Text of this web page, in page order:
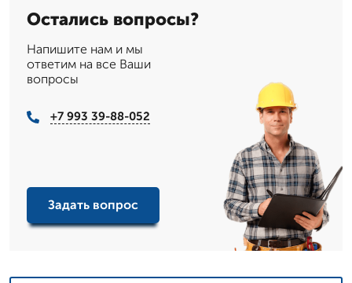
Остались вопросы?
Напишите нам и мы
ответим на все Ваши
вопросы
+7 993 39-88-052
Задать вопрос